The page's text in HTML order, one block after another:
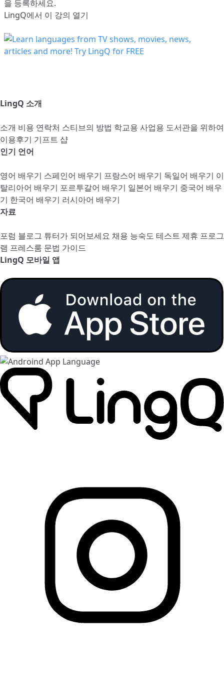
을 등록하세요.
LingQ에서 이 강의 열기
LingQ 소개
소개 비용 연락처 스티브의 방법 학교용 사업용 도서관을 위하여
이용후기 기프트 샵
인기 언어
영어 배우기 스페인어 배우기 프랑스어 배우기 독일어 배우기 이
탈리아어 배우기 포르투갈어 배우기 일본어 배우기 중국어 배우
기 한국어 배우기 러시아어 배우기
자료
포럼 블로그 튜터가 되어보세요 채용 능숙도 테스트 제휴 프로그
램 프레스룸 문법 가이드
LingQ 모바일 앱